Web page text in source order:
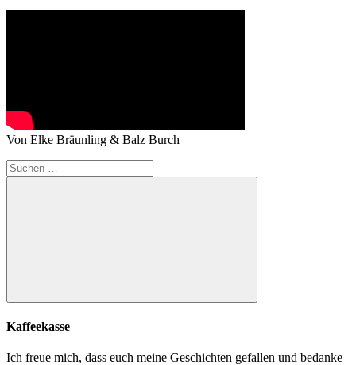
Von Elke Bräunling & Balz Burch
Suchen
nach:
Suchen
Kaffeekasse
Ich freue mich, dass euch meine Geschichten gefallen und bedanke